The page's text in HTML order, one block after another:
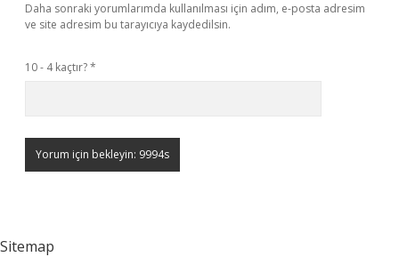
Daha sonraki yorumlarımda kullanılması için adım, e-posta adresim
ve site adresim bu tarayıcıya kaydedilsin.
10 - 4 kaçtır?*
Sitemap